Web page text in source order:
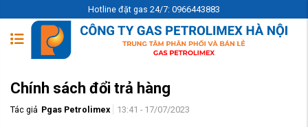
Hotline đặt gas 24/7: 0966443883
Chính sách đổi trả hàng
Tác giả Pgas Petrolimex 13:41 - 17/07/2023